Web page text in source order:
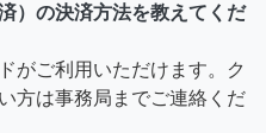
）の決済方法を教えてくだ
がご利用いただけます。ク
方は事務局までご連絡くだ